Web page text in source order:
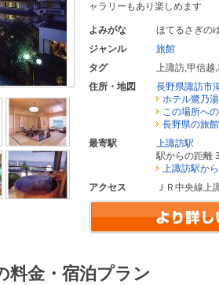
ャラリーもあり楽しめます
よみがな
ほてるさぎの
ジャンル
旅館
タグ
上諏訪,甲信越,
住所・地図
長野県諏訪市
ホテル鷺乃
この場所へ
長野県の旅館
最寄駅
上諏訪駅
駅からの距離
上諏訪駅か
アクセス
ＪＲ中央線
料金・宿泊プラン